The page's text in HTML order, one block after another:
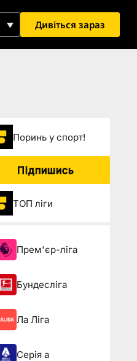
Дивіться зараз
Поринь у спорт!
Підпишись
ТОП ліги
Прем'єр-ліга
Бундесліга
Ла Ліга
Серія а